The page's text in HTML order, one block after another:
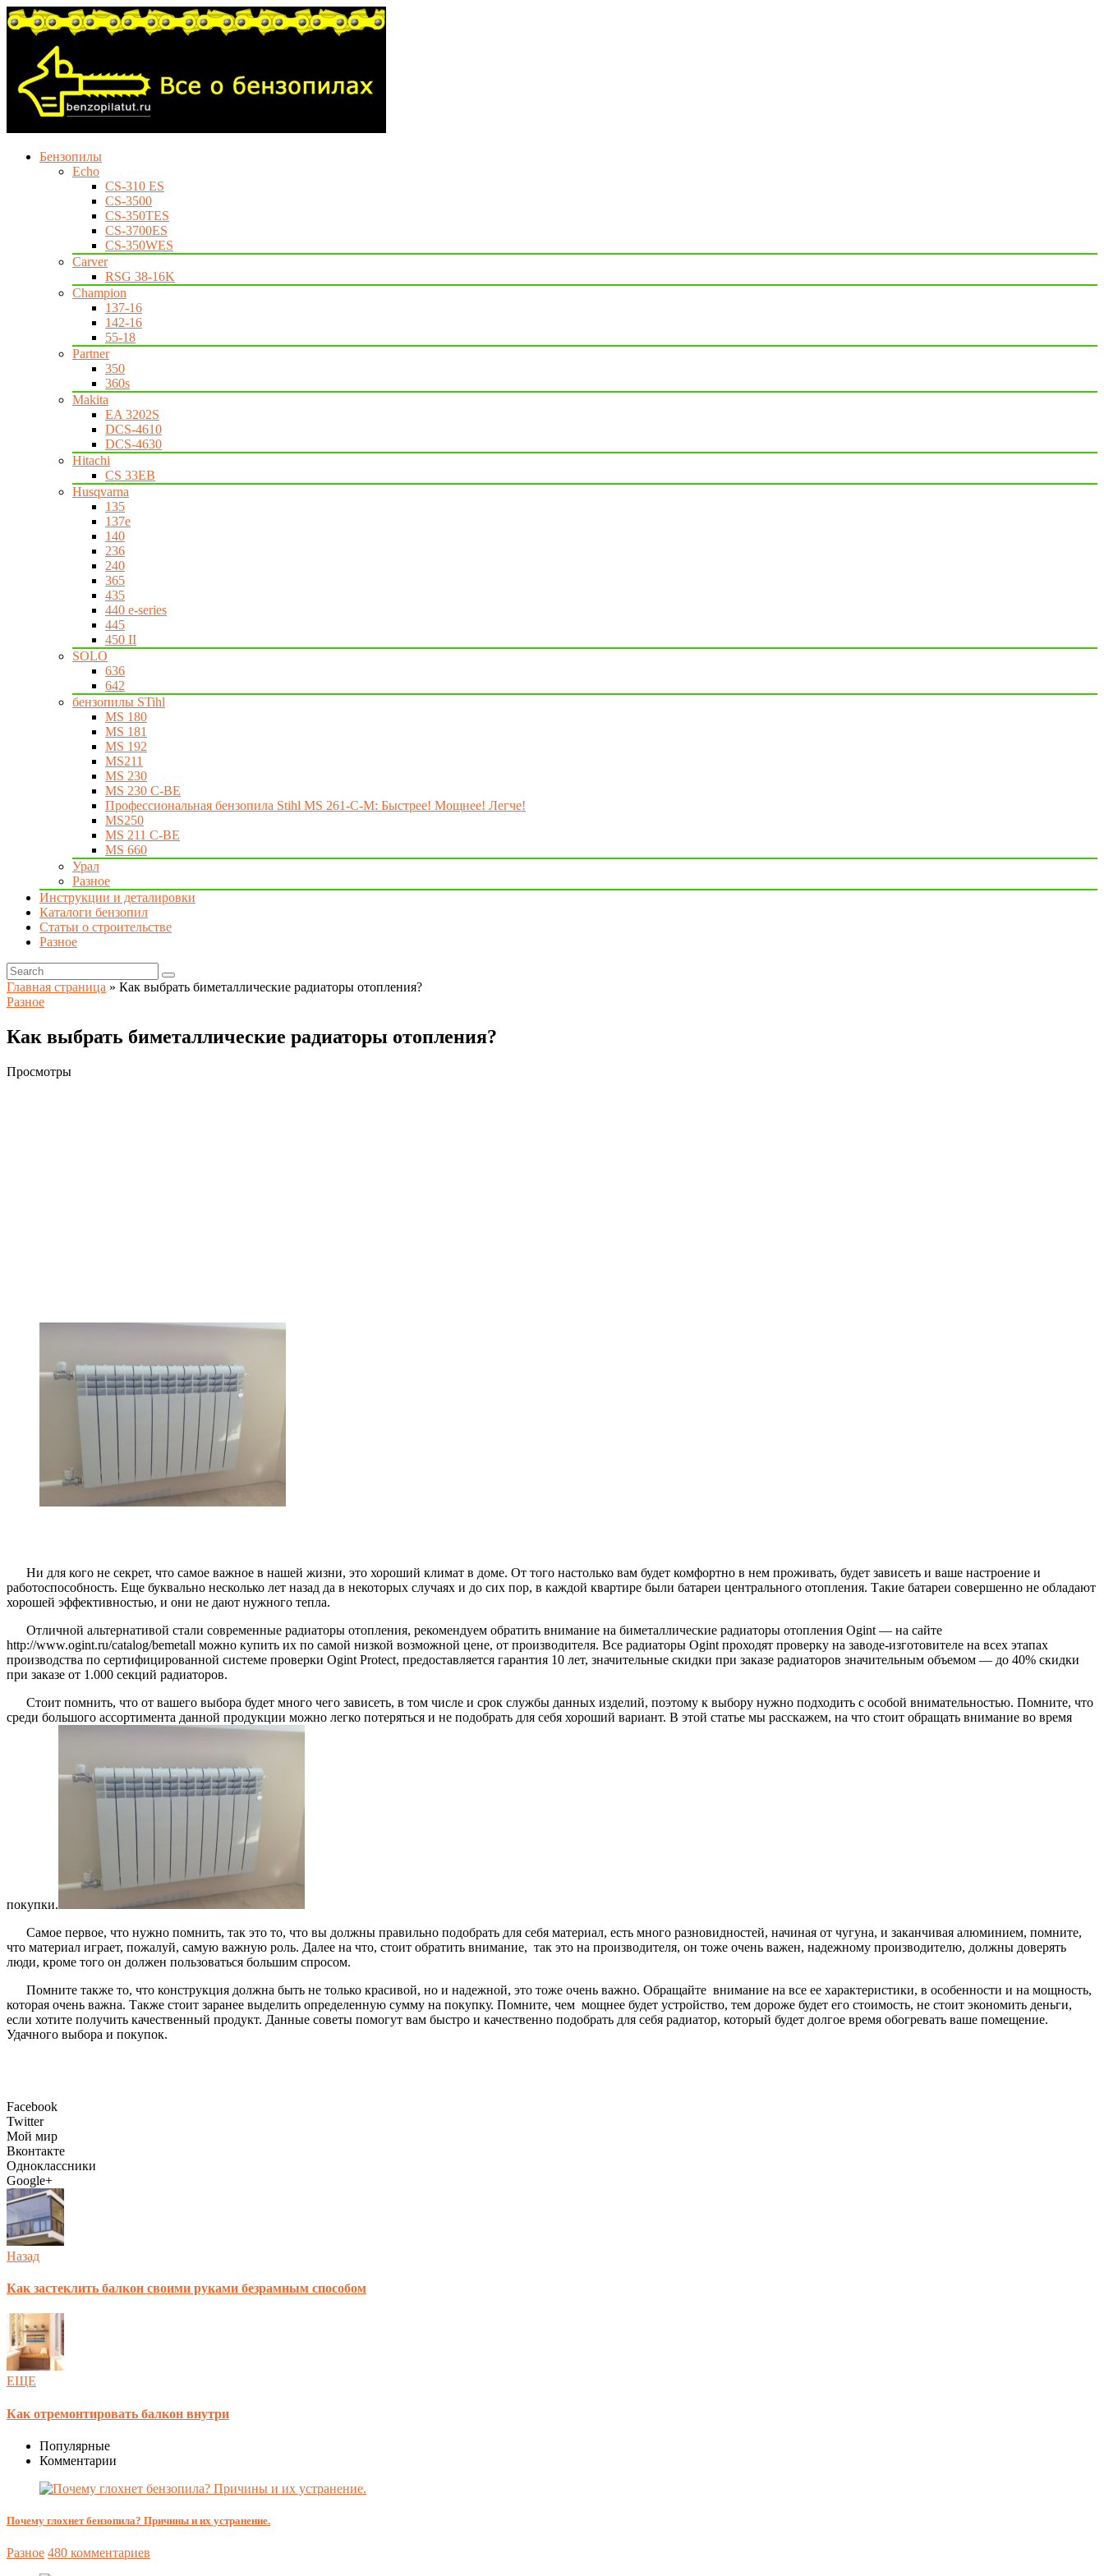
Бензопилы
Echo
CS-310 ES
CS-3500
CS-350TES
CS-3700ES
CS-350WES
Carver
RSG 38-16K
Champion
137-16
142-16
55-18
Partner
350
360s
Makita
EA 3202S
DCS-4610
DCS-4630
Hitachi
CS 33EB
Husqvarna
135
137e
140
236
240
365
435
440 e-series
445
450 II
SOLO
636
642
бензопилы STihl
MS 180
MS 181
MS 192
MS211
MS 230
MS 230 C-BE
Профессиональная бензопила Stihl MS 261-C-M: Быстрее! Мощнее! Легче!
MS250
MS 211 C-BE
MS 660
Урал
Разное
Инструкции и деталировки
Каталоги бензопил
Статьи о строительстве
Разное
Главная страница » Как выбрать биметаллические радиаторы отопления?
Разное
Как выбрать биметаллические радиаторы отопления?
Просмотры
Ни для кого не секрет, что самое важное в нашей жизни, это хороший климат в доме. От того настолько вам будет комфортно в нем проживать, будет зависеть и ваше настроение и
работоспособность. Еще буквально несколько лет назад да в некоторых случаях и до сих пор, в каждой квартире были батареи центрального отопления. Такие батареи совершенно не обладают
хорошей эффективностью, и они не дают нужного тепла.
Отличной альтернативой стали современные радиаторы отопления, рекомендуем обратить внимание на биметаллические радиаторы отопления Ogint — на сайте
http://www.ogint.ru/catalog/bemetall можно купить их по самой низкой возможной цене, от производителя. Все радиаторы Ogint проходят проверку на заводе-изготовителе на всех этапах
производства по сертифицированной системе проверки Ogint Protect, предоставляется гарантия 10 лет, значительные скидки при заказе радиаторов значительным объемом — до 40% скидки
при заказе от 1.000 секций радиаторов.
Стоит помнить, что от вашего выбора будет много чего зависеть, в том числе и срок службы данных изделий, поэтому к выбору нужно подходить с особой внимательностью. Помните, что
среди большого ассортимента данной продукции можно легко потеряться и не подобрать для себя хороший вариант. В этой статье мы расскажем, на что стоит обращать внимание во время
покупки.
Самое первое, что нужно помнить, так это то, что вы должны правильно подобрать для себя материал, есть много разновидностей, начиная от чугуна, и заканчивая алюминием, помните,
что материал играет, пожалуй, самую важную роль. Далее на что, стоит обратить внимание, так это на производителя, он тоже очень важен, надежному производителю, должны доверять
люди, кроме того он должен пользоваться большим спросом.
Помните также то, что конструкция должна быть не только красивой, но и надежной, это тоже очень важно. Обращайте внимание на все ее характеристики, в особенности и на мощность,
которая очень важна. Также стоит заранее выделить определенную сумму на покупку. Помните, чем мощнее будет устройство, тем дороже будет его стоимость, не стоит экономить деньги,
если хотите получить качественный продукт. Данные советы помогут вам быстро и качественно подобрать для себя радиатор, который будет долгое время обогревать ваше помещение.
Удачного выбора и покупок.
Facebook
Twitter
Мой мир
Вконтакте
Одноклассники
Google+
Назад
Как застеклить балкон своими руками безрамным способом
ЕЩЕ
Как отремонтировать балкон внутри
Популярные
Комментарии
Почему глохнет бензопила? Причины и их устранение.
Разное 480 комментариев